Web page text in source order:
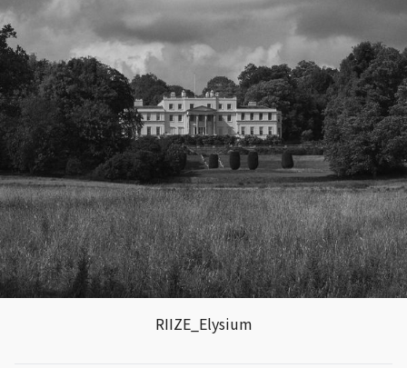
RIIZE_Elysium